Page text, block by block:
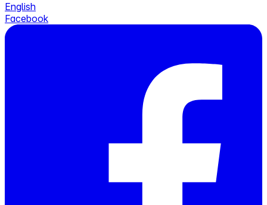
English
Facebook